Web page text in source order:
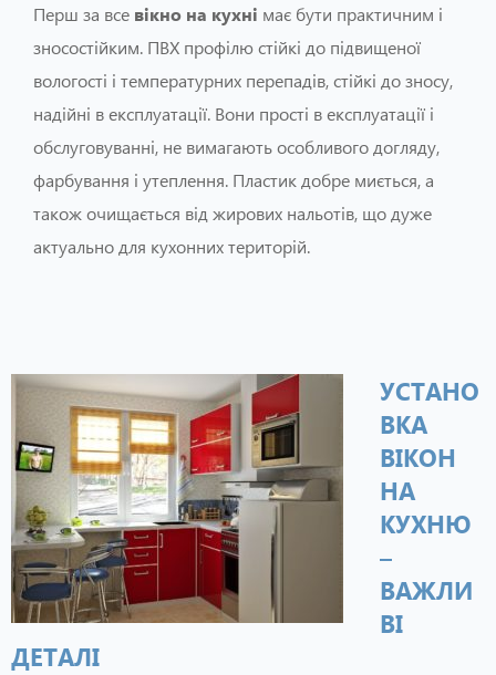
Перш за все вікно на кухні має бути практичним і
зносостійким. ПВХ профілю стійкі до підвищеної
вологості і температурних перепадів, стійкі до зносу,
надійні в експлуатації. Вони прості в експлуатації і
обслуговуванні, не вимагають особливого догляду,
фарбування і утеплення. Пластик добре миється, а
також очищається від жирових нальотів, що дуже
актуально для кухонних територій.
УСТАНО
ВКА
ВІКОН
НА
КУХНЮ
–
ВАЖЛИ
ВІ
ДЕТАЛІ